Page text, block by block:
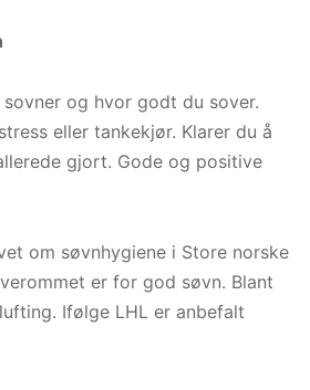
og hvor godt du sover.
eller tankekjør. Klarer du å
gjort. Gode og positive
om søvnhygiene i Store norske
er for god søvn. Blant
Ifølge LHL er anbefalt